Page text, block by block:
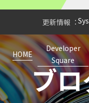
に
【
ブ
【
ブ
HOME
Developer
Square